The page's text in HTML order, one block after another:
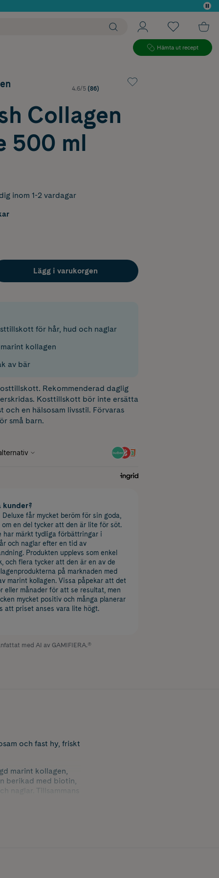
Hämta ut recept
4.6/5 (86)
Collagen
500 ml
inom 1-2 vardagar
Lägg i varukorgen
för hår, hud och naglar
kollagen
av bär
Rekommenderad daglig
Kosttillskott bör inte ersätta
och en hälsosam livsstil. Förvaras
små barn.
kunder?
Deluxe får mycket beröm för sin goda,
om en del tycker att den är lite för söt.
har märkt tydliga förbättringar i
och naglar efter en tid av
Produkten upplevs som enkel
och flera tycker att den är en av de
på marknaden med
marint kollagen. Vissa påpekar att det
eller månader för att se resultat, men
mycket positiv och många planerar
att priset anses vara lite högt.
med AI av GAMIFIERA.®
och fast hy, friskt
marint kollagen,
berikad med biotin,
naglar. Tillsammans